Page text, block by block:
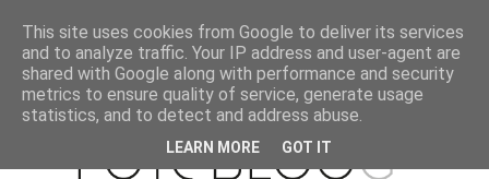
This site uses cookies from Google to deliver its services
and to analyze traffic. Your IP address and user-agent are
shared with Google along with performance and security
metrics to ensure quality of service, generate usage
statistics, and to detect and address abuse.
LEARN MORE GOT IT